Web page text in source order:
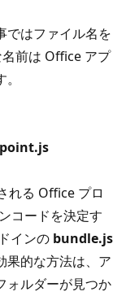
ではファイル名を
前は Office アプ
れる Office プロ
コードを決定す
インの bundle.js
果的な方法は、ア
ォルダーが見つか